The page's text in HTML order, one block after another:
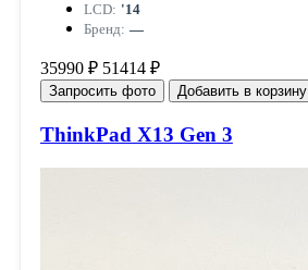
LCD: '14
Бренд: —
35990 ₽ 51414 ₽
Запросить фото Добавить в корзину
ThinkPad X13 Gen 3